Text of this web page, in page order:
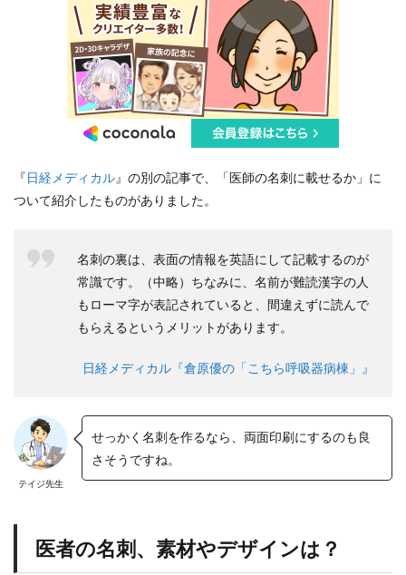
『日経メディカル』の別の記事で、「医師の名刺に載せるか」に
ついて紹介したものがありました。
名刺の裏は、表面の情報を英語にして記載するのが
常識です。（中略）ちなみに、名前が難読漢字の人
もローマ字が表記されていると、間違えずに読んで
もらえるというメリットがあります。
日経メディカル『倉原優の「こちら呼吸器病棟」』
テイジ先生
せっかく名刺を作るなら、両面印刷にするのも良
さそうですね。
医者の名刺、素材やデザインは？